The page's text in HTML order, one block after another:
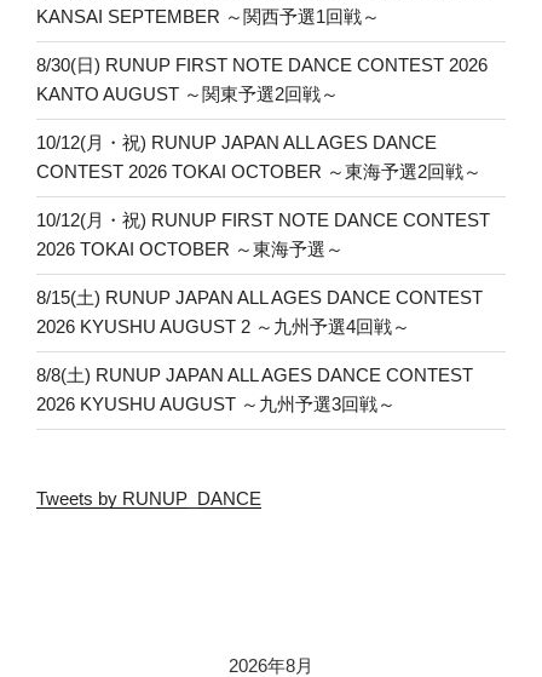
KANSAI SEPTEMBER ～関西予選1回戦～
8/30(日) RUNUP FIRST NOTE DANCE CONTEST 2026
KANTO AUGUST ～関東予選2回戦～
10/12(月・祝) RUNUP JAPAN ALL AGES DANCE
CONTEST 2026 TOKAI OCTOBER ～東海予選2回戦～
10/12(月・祝) RUNUP FIRST NOTE DANCE CONTEST
2026 TOKAI OCTOBER ～東海予選～
8/15(土) RUNUP JAPAN ALL AGES DANCE CONTEST
2026 KYUSHU AUGUST 2 ～九州予選4回戦～
8/8(土) RUNUP JAPAN ALL AGES DANCE CONTEST
2026 KYUSHU AUGUST ～九州予選3回戦～
Tweets by RUNUP_DANCE
2026年8月